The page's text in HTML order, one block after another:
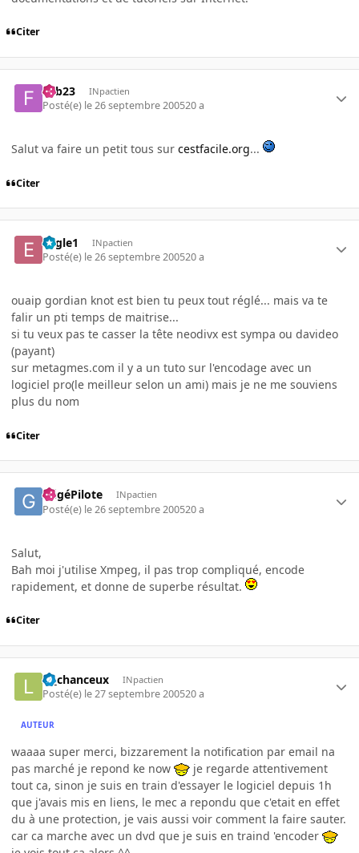
Citer
Fab23 INpactien
Posté(e) le 26 septembre 200520 a
Salut va faire un petit tous sur cestfacile.org...
Citer
Eagle1 INpactien
Posté(e) le 26 septembre 200520 a
ouaip gordian knot est bien tu peux tout réglé... mais va te
falir un pti temps de maitrise...
si tu veux pas te casser la tête neodivx est sympa ou davideo
(payant)
sur metagmes.com il y a un tuto sur l'encodage avec un
logiciel pro(le meilleur selon un ami) mais je ne me souviens
plus du nom
Citer
GégéPilote INpactien
Posté(e) le 26 septembre 200520 a
Salut,
Bah moi j'utilise Xmpeg, il pas trop compliqué, encode
rapidement, et donne de superbe résultat.
Citer
le_chanceux INpactien
Posté(e) le 27 septembre 200520 a
AUTEUR
waaaa super merci, bizzarement la notification par email na
pas marché je repond ke now
je regarde attentivement
tout ca, sinon je suis en train d'essayer le logiciel depuis 1h
que j'avais mis en liens, le mec a repondu que c'etait en effet
du à une protection, je vais aussi voir comment la faire sauter.
car ca marche avec un dvd que je suis en traind 'encoder